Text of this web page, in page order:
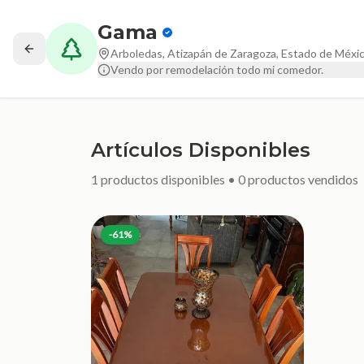
Gama
Arboledas, Atizapán de Zaragoza, Estado de
Vendo por remodelación todo mi comedor.
Artículos Disponibles
1 productos disponibles • 0productos vendidos
-61%